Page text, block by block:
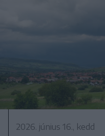
2026. június 16., kedd